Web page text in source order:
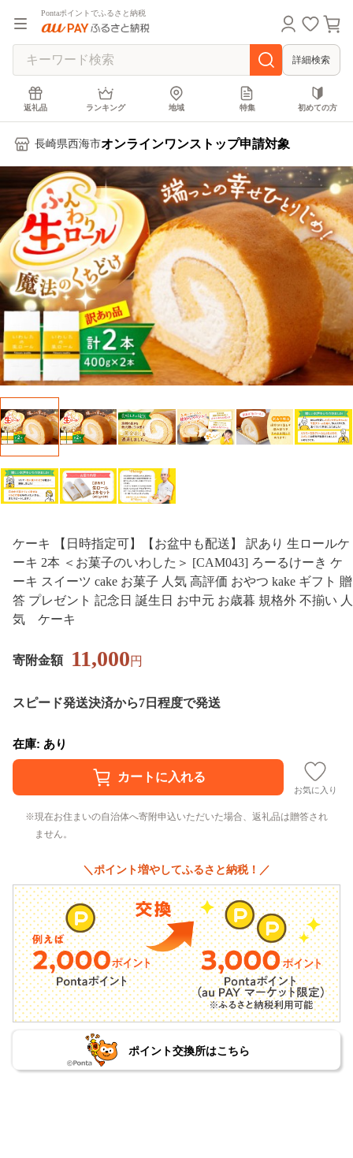
Pontaポイントでふるさと納税
詳細検索
返礼品 ランキング 地域 特集 初めての方
長崎県西海市オンラインワンストップ申請対象
ケーキ 【日時指定可】【お盆中も配送】 訳あり 生ロールケ
ーキ 2本 ＜お菓子のいわした＞ [CAM043] ろーるけーき ケ
ーキ スイーツ cake お菓子 人気 高評価 おやつ kake ギフト 贈
答 プレゼント 記念日 誕生日 お中元 お歳暮 規格外 不揃い 人
気 ケーキ
寄附金額 11,000円
スピード発送決済から7日程度で発送
在庫: あり
お気に入り
現在お住まいの自治体へ寄附申込いただいた場合、返礼品は贈答され
ません。
＼ポイント増やしてふるさと納税！／
ポイント交換所はこちら